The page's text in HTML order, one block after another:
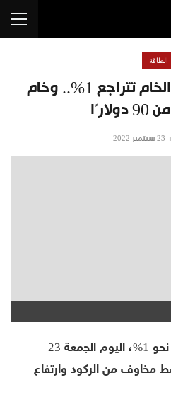
اليوم.. أسعار النفط الخام تتراجع 1%.. وخام
الطاقة
23 سبتمبر 2022
تراجعت أسعار النفط الخام نحو 1%، اليوم الجمعة 23
(2022)، وسط مخاوف من الركود وارتفاع